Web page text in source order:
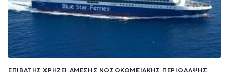
ΕΠΙΒΆΤΗΣ ΧΡΉΖΕΙ ΆΜΕΣΗΣ ΝΟΣΟΚΟΜΕΙΑΚΉΣ ΠΕΡΊΘΑΛΨΗΣ